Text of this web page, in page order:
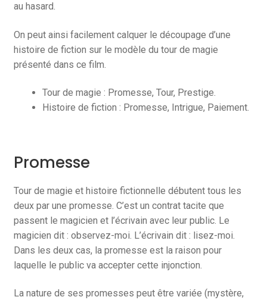
au hasard.
On peut ainsi facilement calquer le découpage d’une
histoire de fiction sur le modèle du tour de magie
présenté dans ce film.
Tour de magie : Promesse, Tour, Prestige.
Histoire de fiction : Promesse, Intrigue, Paiement.
Promesse
Tour de magie et histoire fictionnelle débutent tous les
deux par une promesse. C’est un contrat tacite que
passent le magicien et l’écrivain avec leur public. Le
magicien dit : observez-moi. L’écrivain dit : lisez-moi.
Dans les deux cas, la promesse est la raison pour
laquelle le public va accepter cette injonction.
La nature de ses promesses peut être variée (mystère,